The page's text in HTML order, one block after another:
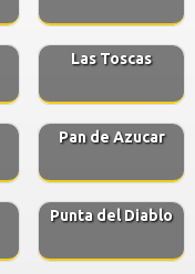
Las Toscas
Pan de Azucar
Punta del Diablo